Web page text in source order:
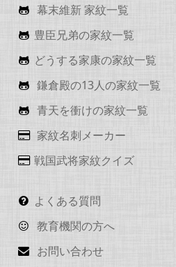
幕末維新 家紋一覧
豊臣兄弟の家紋一覧
どうする家康の家紋一覧
鎌倉殿の13人の家紋一覧
青天を衝けの家紋一覧
家紋名刺メーカー
戦国武将家紋クイズ
よくある質問
教育機関の方へ
お問い合わせ